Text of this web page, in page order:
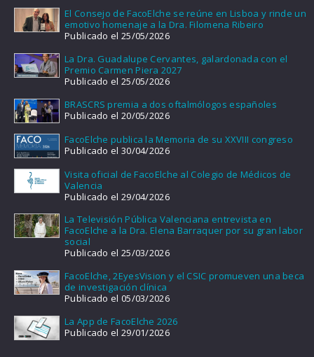
El Consejo de FacoElche se reúne en Lisboa y rinde un
emotivo homenaje a la Dra. Filomena Ribeiro
Publicado el 25/05/2026
La Dra. Guadalupe Cervantes, galardonada con el
Premio Carmen Piera 2027
Publicado el 25/05/2026
BRASCRS premia a dos oftalmólogos españoles
Publicado el 20/05/2026
FacoElche publica la Memoria de su XXVIII congreso
Publicado el 30/04/2026
Visita oficial de FacoElche al Colegio de Médicos de
Valencia
Publicado el 29/04/2026
La Televisión Pública Valenciana entrevista en
FacoElche a la Dra. Elena Barraquer por su gran labor
social
Publicado el 25/03/2026
FacoElche, 2EyesVision y el CSIC promueven una beca
de investigación clínica
Publicado el 05/03/2026
La App de FacoElche 2026
Publicado el 29/01/2026